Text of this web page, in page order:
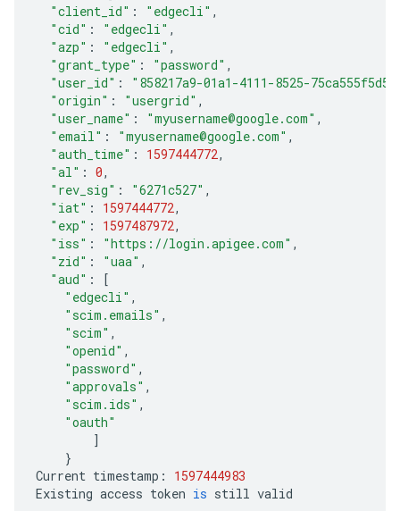
"client_id" : "edgecli" ,
"cid" : "edgecli" ,
"azp" : "edgecli" ,
"grant_type" : "password" ,
"user_id" :
"858217a9-01a1-4111-8525-
"origin" : "usergrid" ,
"user_name" : "myusername@google.com" ,
"email" : "myusername@google.com" ,
"auth_time" : 1597444772,
"al" : 0,
"rev_sig" : "6271c527" ,
"iat" : 1597444772,
"exp" : 1597487972,
"iss" : "https://login.apigee.com" ,
"zid" : "uaa" ,
"aud" :
[
"edgecli" ,
"scim.emails" ,
"scim" ,
"openid" ,
"password" ,
"approvals" ,
"scim.ids" ,
"oauth"
]
}
Current timestamp :
1597444983
Existing access token is still valid